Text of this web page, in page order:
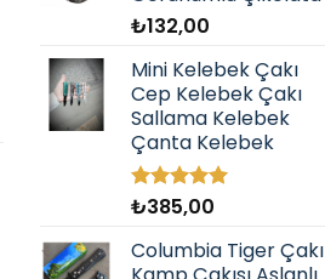
₺132,00
Mini Kelebek Çakı
Cep Kelebek Çakı
Sallama Kelebek
Çanta Kelebek
5 üzerinden
aldı
₺385,00
Columbia Tiger Çakı